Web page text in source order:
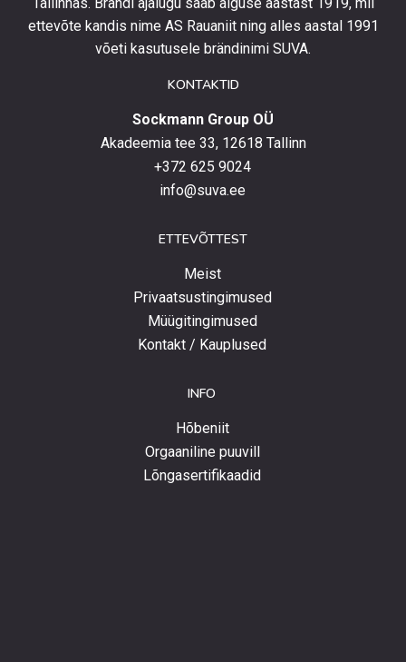
toodetega,
eripakkumistega
ettevõte kandis nime AS Rauaniit ning alles aastal 1991
võeti kasutusele brändinimi SUVA.
KONTAKTID
Sockmann Group OÜ
Akadeemia tee 33, 12618 Tallinn
+372 625 9024
info@suva.ee
ETTEVÕTTEST
Meist
Privaatsustingimused
Müügitingimused
Kontakt / Kauplused
INFO
Hõbeniit
Orgaaniline puuvill
Lõngasertifikaadid